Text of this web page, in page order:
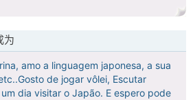
为
amo a linguagem japonesa, a sua
de jogar vôlei, Escutar
dia visitar o Japão. E espero pode